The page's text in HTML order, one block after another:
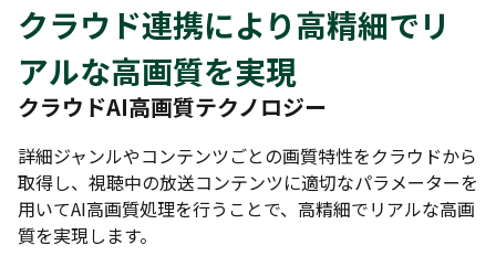
クラウド連携により高精細でリ
アルな高画質を実現
クラウドAI高画質テクノロジー
詳細ジャンルやコンテンツごとの画質特性をクラウドから
取得し、視聴中の放送コンテンツに適切なパラメーターを
用いてAI高画質処理を行うことで、高精細でリアルな高画
質を実現します。